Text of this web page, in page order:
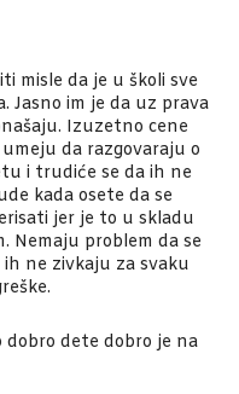
misle da je u školi sve
Jasno im je da uz prava
Izuzetno cene
da razgovaraju o
i trudiće se da ih ne
kada osete da se
jer je to u skladu
Nemaju problem da se
ne zivkaju za svaku
dobro dete dobro je na